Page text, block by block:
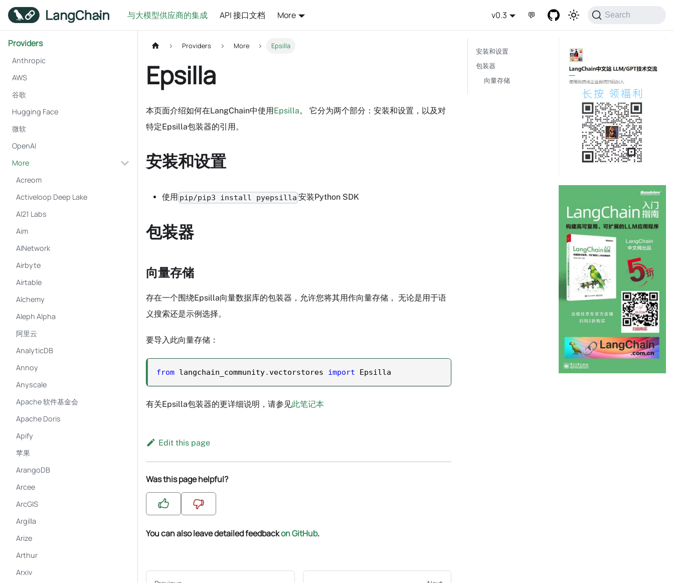
与大模型供应商的集成 API 接口文档 More v0.3 💬 Search
Providers
Anthropic
AWS
谷歌
Hugging Face
微软
OpenAI
More
Acreom
Activeloop Deep Lake
AI21 Labs
Aim
AINetwork
Airbyte
Airtable
Alchemy
Aleph Alpha
阿里云
AnalyticDB
Annoy
Anyscale
Apache 软件基金会
Apache Doris
Apify
苹果
ArangoDB
Arcee
ArcGIS
Argilla
Arize
Arthur
Arxiv
Providers More Epsilla
Epsilla
本页面介绍如何在LangChain中使用Epsilla。 它分为两个部分：安装和设置，以及对
特定Epsilla包装器的引用。
安装和设置
使用 pip/pip3 install pyepsilla 安装Python SDK
包装器
向量存储
存在一个围绕Epsilla向量数据库的包装器，允许您将其用作向量存储， 无论是用于语
义搜索还是示例选择。
要导入此向量存储：
from langchain_community.vectorstores import Epsilla
有关Epsilla包装器的更详细说明，请参见此笔记本
Edit this page
Was this page helpful?
You can also leave detailed feedbackon GitHub.
安装和设置
包装器
向量存储